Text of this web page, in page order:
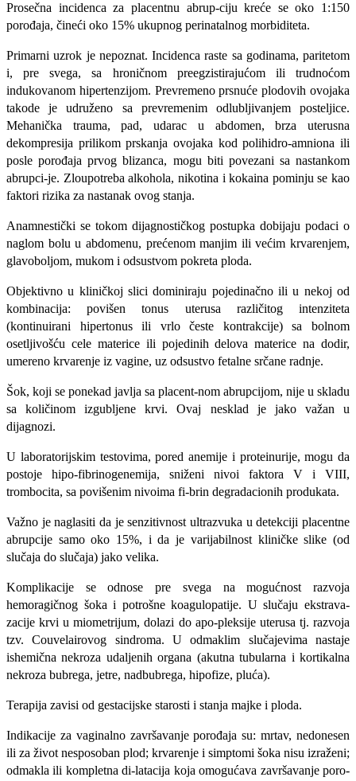
Prosečna incidenca za placentnu abrup-ciju kreće se oko 1:150
porođaja, čineći oko 15% ukupnog perinatalnog morbiditeta.
Primarni uzrok je nepoznat. Incidenca raste sa godinama, paritetom
i, pre svega, sa hroničnom preegzistirajućom ili trudno­ćom
indukovanom hipertenzijom. Prevre­meno prsnuće plodovih ovojaka
takode je udruženo sa prevremenim odlubljivanjem posteljice.
Mehanička trauma, pad, udarac u abdomen, brza uterusna
dekompresija prilikom prskanja ovojaka kod polihidro-amniona ili
posle porođaja prvog blizanca, mogu biti povezani sa nastankom
abrupci-je. Zloupotreba alkohola, nikotina i koka­ina pominju se kao
faktori rizika za nasta­nak ovog stanja.
Anamnestički se tokom dijagnostičkog postupka dobijaju podaci o
naglom bolu u abdomenu, prećenom manjim ili većim kr­varenjem,
glavoboljom, mukom i odsu­stvom pokreta ploda.
Objektivno u kliničkoj slici dominiraju pojedinačno ili u nekoj od
kombinacija: povišen tonus uterusa različitog intenzite­ta
(kontinuirani hipertonus ili vrlo česte kontrakcije) sa bolnom
osetljivošću cele materice ili pojedinih delova materice na dodir,
umereno krvarenje iz vagine, uz od­sustvo fetalne srčane radnje.
Šok, koji se ponekad javlja sa placent-nom abrupcijom, nije u skladu
sa količi­nom izgubljene krvi. Ovaj nesklad je jako važan u
dijagnozi.
U laboratorijskim testovima, pored ane­mije i proteinurije, mogu da
postoje hipo-fibrinogenemija, sniženi nivoi faktora V i VIII,
trombocita, sa povišenim nivoima fi-brin degradacionih produkata.
Važno je naglasiti da je senzitivnost ul­trazvuka u detekciji placentne
abrupcije samo oko 15%, i da je varijabilnost klinič­ke slike (od
slučaja do slučaja) jako velika.
Komplikacije se odnose pre svega na mogućnost razvoja
hemoragičnog šoka i potrošne koagulopatije. U slučaju ekstrava-
zacije krvi u miometrijum, dolazi do apo-pleksije uterusa tj. razvoja
tzv. Couvelairo­vog sindroma. U odmaklim slučajevima na­staje
ishemična nekroza udaljenih organa (akutna tubularna i kortikalna
nekroza bu­brega, jetre, nadbubrega, hipofize, pluća).
Terapija zavisi od gestacijske starosti i stanja majke i ploda.
Indikacije za vaginalno završavanje po­rođaja su: mrtav, nedonesen
ili za život nesposoban plod; krvarenje i simptomi šo­ka nisu izraženi;
odmakla ili kompletna di-latacija koja omogućava završavanje poro­